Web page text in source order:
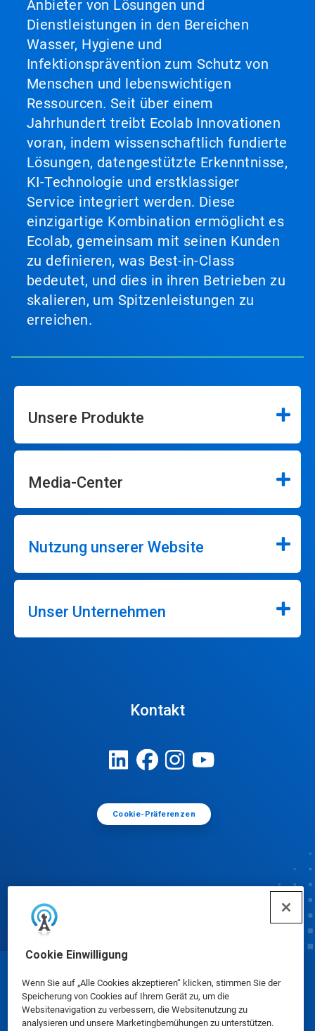
Cookie Einwilligung
Wenn Sie auf „Alle Cookies akzeptieren“ klicken, stimmen Sie der
Speicherung von Cookies auf Ihrem Gerät zu, um die
Websitenavigation zu verbessern, die Websitenutzung zu
analysieren und unsere Marketingbemühungen zu unterstützen.
Anbieter von Lösungen und
Dienstleistungen in den Bereichen
Wasser, Hygiene und
Infektionsprävention zum Schutz von
Menschen und lebenswichtigen
Ressourcen. Seit über einem
Jahrhundert treibt Ecolab Innovationen
voran, indem wissenschaftlich fundierte
Lösungen, datengestützte Erkenntnisse,
KI-Technologie und erstklassiger
Service integriert werden. Diese
einzigartige Kombination ermöglicht es
Ecolab, gemeinsam mit seinen Kunden
zu definieren, was Best-in-Class
bedeutet, und dies in ihren Betrieben zu
skalieren, um Spitzenleistungen zu
erreichen.
Unsere Produkte
Media-Center
Nutzung unserer Website
Unser Unternehmen
Kontakt
Cookie-Präferenzen
© Ecolab Inc. 2025
Sicherheitsdatenblätter|Datenschutzrichtlinie